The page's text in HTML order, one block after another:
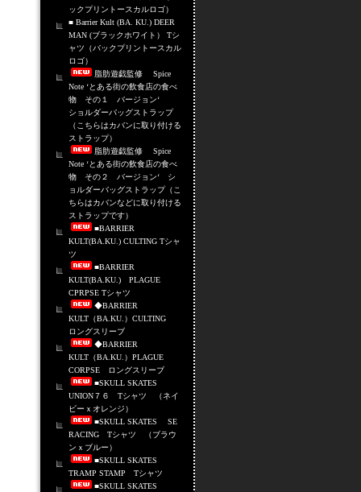
ックプリントースカルロゴ）
■ Barrier Kult (BA. KU.) DEER
MAN (ブラックホワイト） Tシ
ャツ（バックプリントースカル
ロゴ）
脂肪遊戯監修 Spice
Note ‘とある街の飲食店の食べ
物 その１ バージョン‘
ショルダーバッグストラップ
（こちらはカバンに取り付ける
ストラップ）
脂肪遊戯監修 Spice
Note ‘とある街の飲食店の食べ
物 その２ バージョン‘ シ
ョルダーバッグストラップ（こ
ちらはカバンなどに取り付ける
ストラップです）
■BARRIER
KULT(BA.KU.) CULTING Tシャ
ツ
■BARRIER
KULT(BA.KU.) PLAGUE
CPRPSE Tシャツ
◆BARRIER
KULT（BA.KU.）CULTING
ロングスリーブ
◆BARRIER
KULT（BA.KU.）PLAGUE
CORPSE ロングスリーブ
■SKULL SKATES
UNION７６ Tシャツ （ネイ
ビーｘオレンジ）
■SKULL SKATES SE
RACING Tシャツ （ブラウ
ンｘブルー）
■SKULL SKATES
TRAMP STAMP Tシャツ
■SKULL SKATES